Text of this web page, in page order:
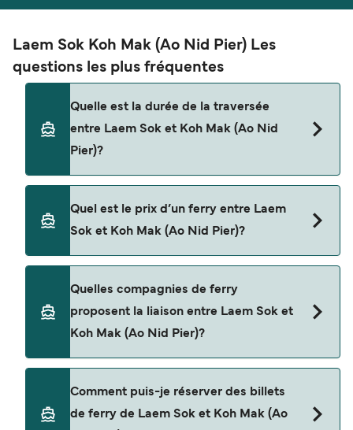
Laem Sok Koh Mak (Ao Nid Pier) Les
questions les plus fréquentes
Quelle est la durée de la traversée
entre Laem Sok et Koh Mak (Ao Nid
Pier)?
Nid Pier) est d'environ 45 minutes. La durée des
traversées peut varier d'une saison à l'autre. Nous
vous conseillons donc de vérifier ce qu'il en est,
Quel est le prix d’un ferry entre Laem
Sok et Koh Mak (Ao Nid Pier)?
Le prix moyen de Laem Sok à Koh Mak (Ao Nid
Pier) est de $97. Prix hors frais de réservation.
Quelles compagnies de ferry
proposent la liaison entre Laem Sok et
Koh Mak (Ao Nid Pier)?
Comment puis-je réserver des billets
de ferry de Laem Sok et Koh Mak (Ao